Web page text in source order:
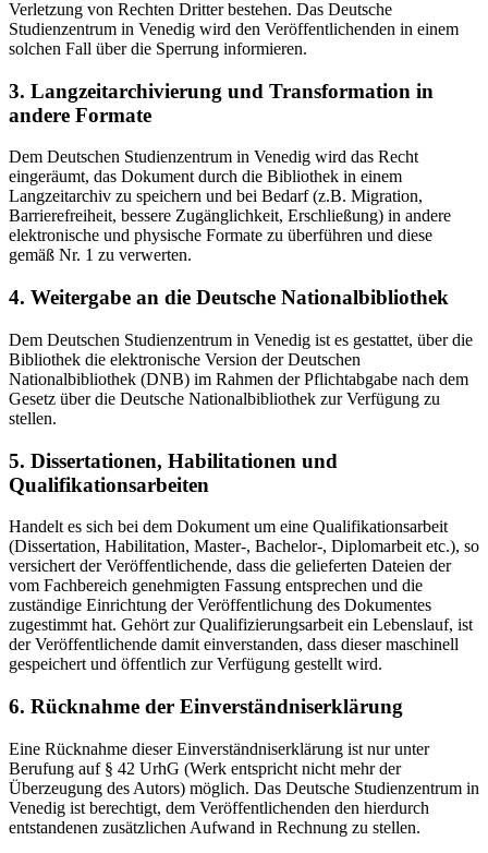
Verletzung von Rechten Dritter bestehen. Das Deutsche
Studienzentrum in Venedig wird den Veröffentlichenden in einem
solchen Fall über die Sperrung informieren.
3. Langzeitarchivierung und Transformation in
andere Formate
Dem Deutschen Studienzentrum in Venedig wird das Recht
eingeräumt, das Dokument durch die Bibliothek in einem
Langzeitarchiv zu speichern und bei Bedarf (z.B. Migration,
Barrierefreiheit, bessere Zugänglichkeit, Erschließung) in andere
elektronische und physische Formate zu überführen und diese
gemäß Nr. 1 zu verwerten.
4. Weitergabe an die Deutsche Nationalbibliothek
Dem Deutschen Studienzentrum in Venedig ist es gestattet, über die
Bibliothek die elektronische Version der Deutschen
Nationalbibliothek (DNB) im Rahmen der Pflichtabgabe nach dem
Gesetz über die Deutsche Nationalbibliothek zur Verfügung zu
stellen.
5. Dissertationen, Habilitationen und
Qualifikationsarbeiten
Handelt es sich bei dem Dokument um eine Qualifikationsarbeit
(Dissertation, Habilitation, Master-, Bachelor-, Diplomarbeit etc.), so
versichert der Veröffentlichende, dass die gelieferten Dateien der
vom Fachbereich genehmigten Fassung entsprechen und die
zuständige Einrichtung der Veröffentlichung des Dokumentes
zugestimmt hat. Gehört zur Qualifizierungsarbeit ein Lebenslauf, ist
der Veröffentlichende damit einverstanden, dass dieser maschinell
gespeichert und öffentlich zur Verfügung gestellt wird.
6. Rücknahme der Einverständniserklärung
Eine Rücknahme dieser Einverständniserklärung ist nur unter
Berufung auf § 42 UrhG (Werk entspricht nicht mehr der
Überzeugung des Autors) möglich. Das Deutsche Studienzentrum in
Venedig ist berechtigt, dem Veröffentlichenden den hierdurch
entstandenen zusätzlichen Aufwand in Rechnung zu stellen.